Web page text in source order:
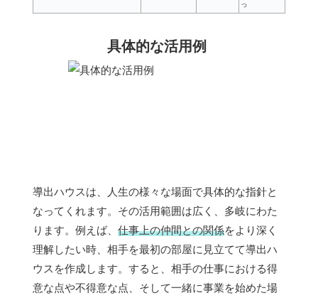
つ
具体的な活用例
導出ハウスは、人生の様々な場面で具体的な指針と
なってくれます。その活用範囲は広く、多岐にわた
ります。例えば、 仕事上の仲間との関係をより深く
理解したい時、相手を最初の部屋に見立てて導出ハ
ウスを作成します。すると、相手の仕事における得
意な点や不得意な点、そして一緒に事業を始めた場